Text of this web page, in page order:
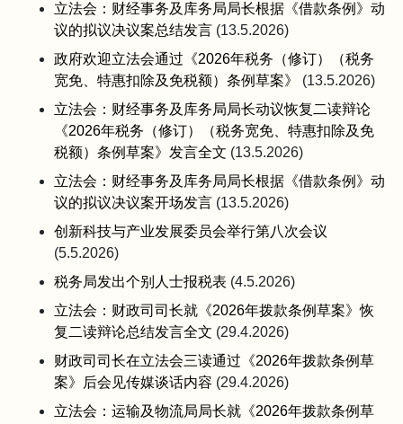
立法会：财经事务及库务局局长根据《借款条例》动
议的拟议决议案总结发言 (13.5.2026)
政府欢迎立法会通过《2026年税务（修订）（税务
宽免、特惠扣除及免税额）条例草案》
(13.5.2026)
立法会：财经事务及库务局局长动议恢复二读辩论
《2026年税务（修订）（税务宽免、特惠扣除及免
税额）条例草案》发言全文 (13.5.2026)
立法会：财经事务及库务局局长根据《借款条例》动
议的拟议决议案开场发言 (13.5.2026)
创新科技与产业发展委员会举行第八次会议
(5.5.2026)
税务局发出个别人士报税表 (4.5.2026)
立法会：财政司司长就《2026年拨款条例草案》恢
复二读辩论总结发言全文 (29.4.2026)
财政司司长在立法会三读通过《2026年拨款条例草
案》后会见传媒谈话内容 (29.4.2026)
立法会：运输及物流局局长就《2026年拨款条例草